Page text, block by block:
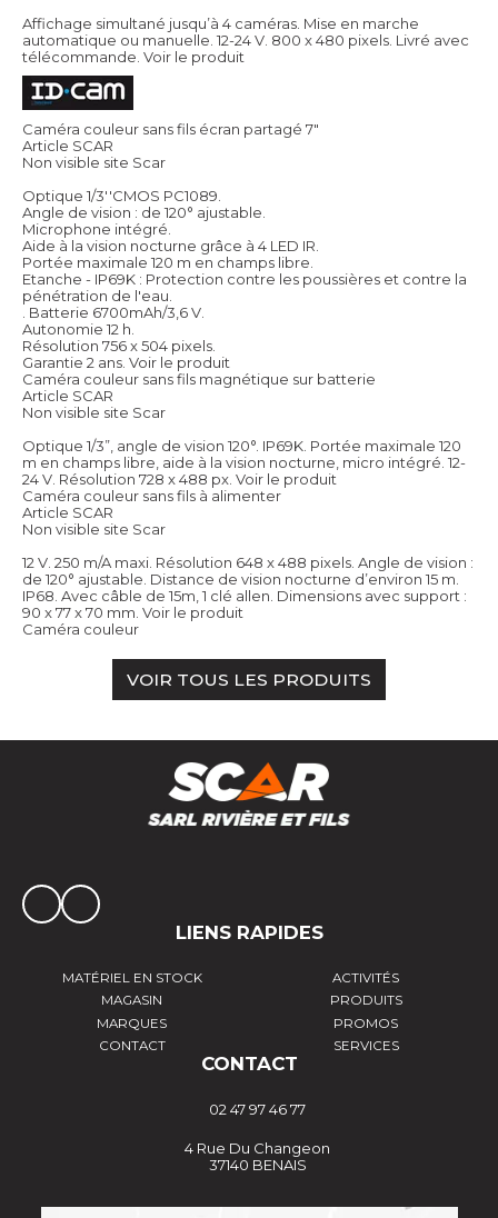
Affichage simultané jusqu’à 4 caméras. Mise en marche
automatique ou manuelle. 12-24 V. 800 x 480 pixels. Livré avec
télécommande. Voir le produit
Caméra couleur sans fils écran partagé 7"
Article SCAR
Non visible site Scar
Optique 1/3''CMOS PC1089.
Angle de vision : de 120° ajustable.
Microphone intégré.
Aide à la vision nocturne grâce à 4 LED IR.
Portée maximale 120 m en champs libre.
Etanche - IP69K : Protection contre les poussières et contre la
pénétration de l'eau.
. Batterie 6700mAh/3,6 V.
Autonomie 12 h.
Résolution 756 x 504 pixels.
Garantie 2 ans. Voir le produit
Caméra couleur sans fils magnétique sur batterie
Article SCAR
Non visible site Scar
Optique 1/3”, angle de vision 120°. IP69K. Portée maximale 120
m en champs libre, aide à la vision nocturne, micro intégré. 12-
24 V. Résolution 728 x 488 px. Voir le produit
Caméra couleur sans fils à alimenter
Article SCAR
Non visible site Scar
12 V. 250 m/A maxi. Résolution 648 x 488 pixels. Angle de vision :
de 120° ajustable. Distance de vision nocturne d’environ 15 m.
IP68. Avec câble de 15m, 1 clé allen. Dimensions avec support :
90 x 77 x 70 mm. Voir le produit
Caméra couleur
VOIR TOUS LES PRODUITS
LIENS RAPIDES
MATÉRIEL EN STOCK
ACTIVITÉS
MAGASIN
PRODUITS
MARQUES
PROMOS
CONTACT
SERVICES
CONTACT
02 47 97 46 77
4 Rue Du Changeon
37140 BENAIS